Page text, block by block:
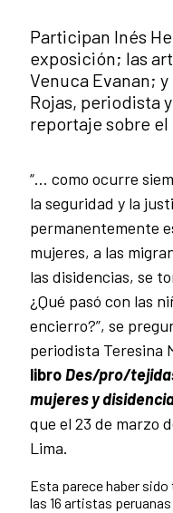
Participan Inés
exposición; las
Venuca Evanan;
Rojas, periodista
reportaje sobre
“… como ocurre
la seguridad y la
permanentemente
mujeres, a las
las disidencias, se
¿Qué pasó con las
encierro?”, se
periodista Teresina
libroDes/pro/
mujeres y
que el 23 de marzo
Lima.
Esta parece haber
las 16 artistas